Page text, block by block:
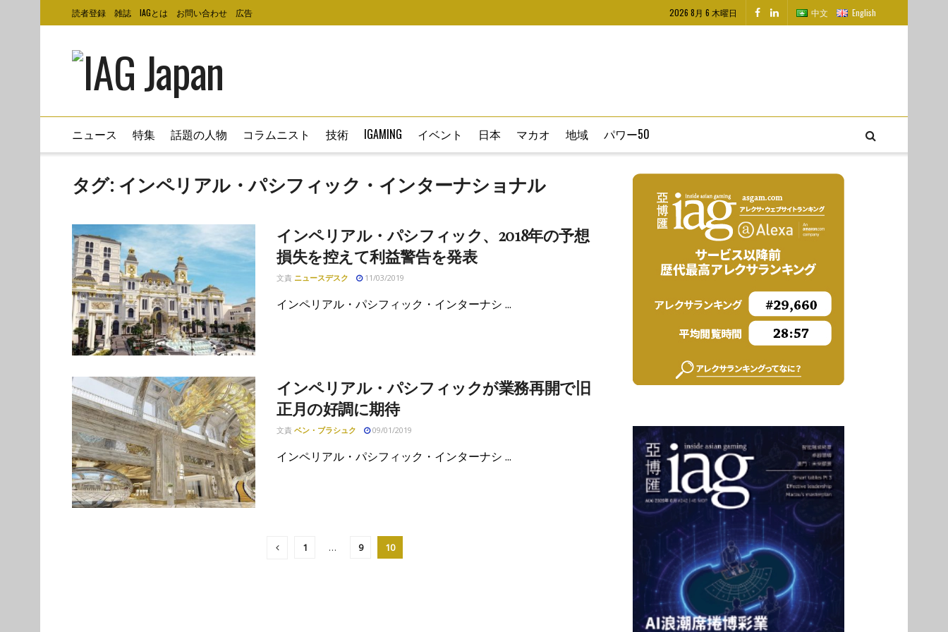
読者登録 雑誌 IAGとは お問い合わせ 広告 2026 8月 6 木曜日 中文 English
ニュース 特集 話題の人物 コラムニスト 技術 IGAMING イベント 日本 マカオ 地域 パワー50
タグ: インペリアル・パシフィック・インターナショナル
インペリアル・パシフィック、2018年の予想
損失を控えて利益警告を発表
文責 ニュースデスク 11/03/2019
インペリアル・パシフィック・インターナシ ...
インペリアル・パシフィックが業務再開で旧
正月の好調に期待
文責 ベン・ブラシュク 09/01/2019
インペリアル・パシフィック・インターナシ ...
1 … 9 10